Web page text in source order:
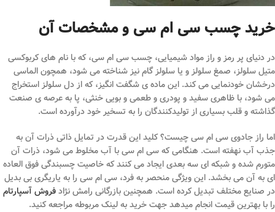
خرید چسب سی ام سی و مشخصات آن
در دنیای پر رمز و راز مواد شیمیایی، چسب سی ام سی، که با نام های کربوکسی
متیل سلولز، صمغ سلولز و یا سلولز گام نیز شناخته می شود، همچون الماسی
درخشان خودنمایی می کند. این ماده ی شگفت انگیز، که از دل سلولز استخراج
می شود، با ظاهری سفید و پودری و طعمی و بویی خنثی، پا به عرصه ی صنعت
گذاشته و قلب بسیاری از تولیدکنندگان را به تسخیر خود درآورده است.
اما راز جادوی سی ام سی چیست؟ کلید این قدرت در تمایل ذاتی ذرات آن به
جذب آب نهفته است. هنگامی که سی ام سی با آب مخلوط می شود، ذرات آن
متورم شده و شبکه ای سه بعدی ایجاد می کنند که خاصیت چسبندگی فوق العاده
ای به آن می بخشد. این ویژگی منحصر به فرد، سی ام سی را به یاریگری بی بدیل
در صنایع مختلف تبدیل کرده است. همچنین بازرگانی رامش نژادفروش آسپارتام
را با بهترین قیمت انجام میدهد جهت خرید به لینک مربوطه مراجعه کنید.